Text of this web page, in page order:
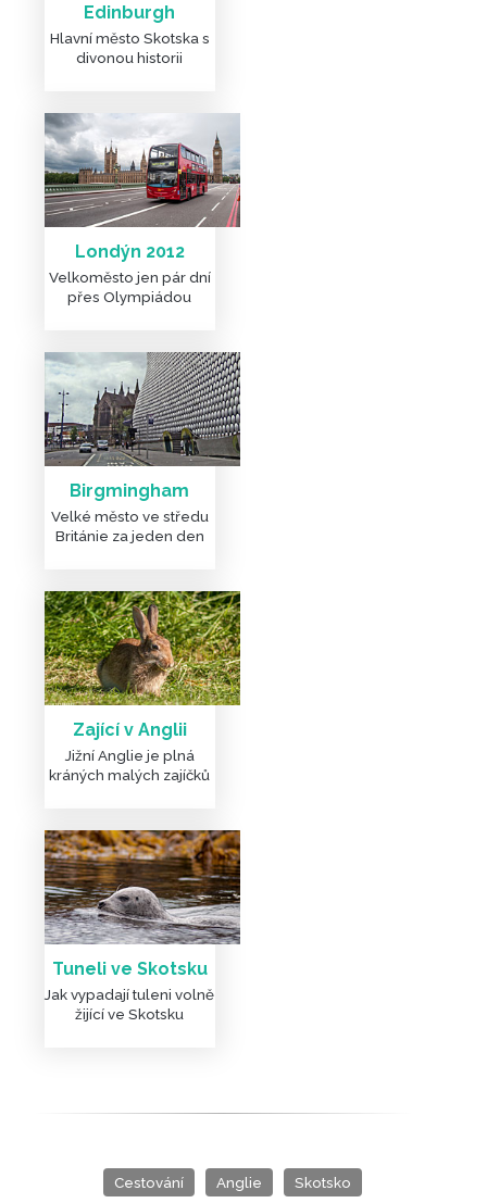
Edinburgh
Hlavní město Skotska s
divonou historii
Londýn 2012
Velkoměsto jen pár dní
přes Olympiádou
Birgmingham
Velké město ve středu
Británie za jeden den
Zající v Anglii
Jižní Anglie je plná
kráných malých zajíčků
Tuneli ve Skotsku
Jak vypadají tuleni volně
žijící ve Skotsku
Cestování Anglie Skotsko